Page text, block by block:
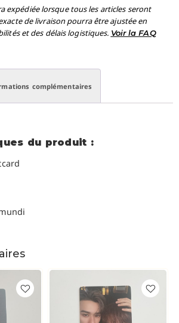
expédiée lorsque tous les articles seront
de livraison pourra être ajustée en
et des délais logistiques. Voir la FAQ
complémentaires
du produit :